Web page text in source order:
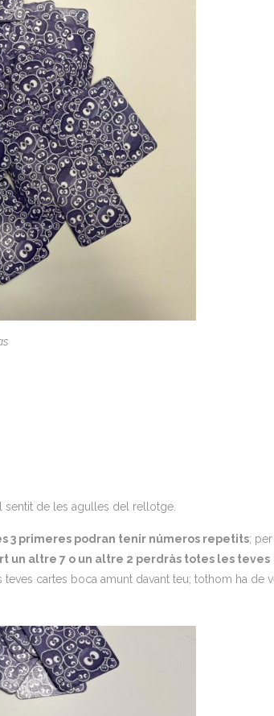
sentit de les agulles del rellotge.
3 primeres podran tenir números repetits; per
un altre 7 o un altre 2 perdràs totes les teves
teves cartes boca amunt davant teu; tothom ha de